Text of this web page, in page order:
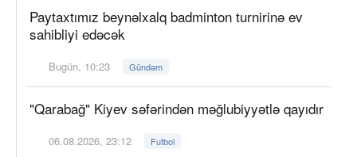
Paytaxtımız beynəlxalq badminton turnirinə ev
sahibliyi edəcək
Bugün, 10:23 Gündəm
"Qarabağ" Kiyev səfərindən məğlubiyyətlə qayıdır
06.08.2026, 23:12 Futbol